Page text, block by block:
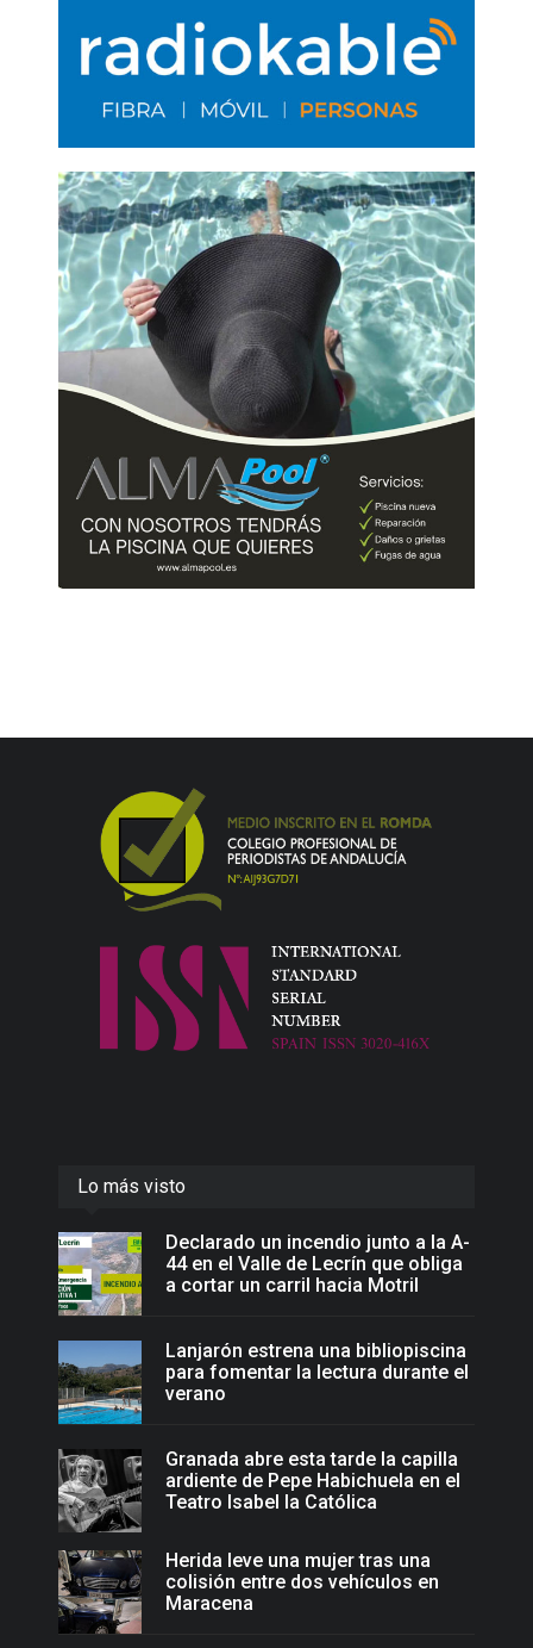
Lo más visto
Declarado un incendio junto a la A-
44 en el Valle de Lecrín que obliga
a cortar un carril hacia Motril
Lanjarón estrena una bibliopiscina
para fomentar la lectura durante el
verano
Granada abre esta tarde la capilla
ardiente de Pepe Habichuela en el
Teatro Isabel la Católica
Herida leve una mujer tras una
colisión entre dos vehículos en
Maracena